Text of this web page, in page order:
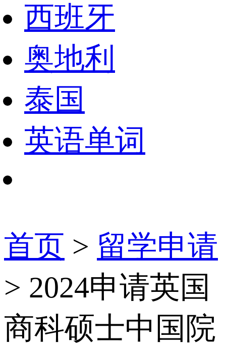
西班牙
奥地利
泰国
英语单词
首页 > 留学申请
> 2024申请英国
商科硕士中国院